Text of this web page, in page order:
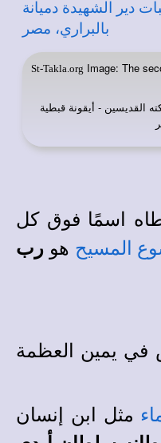
St-Takla.org Image: The
القديسين - أيقونة قبطية
اسمًا فوق كل
المسيح هو رب
في يمين العظمة
مثل ابن إنسان